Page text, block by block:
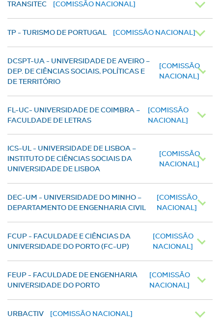
TRANSITEC [COMISSÃO NACIONAL]
TP - TURISMO DE PORTUGAL [COMISSÃO NACIONAL]
DCSPT-UA - UNIVERSIDADE DE AVEIRO –
DEP. DE CIÊNCIAS SOCIAIS, POLÍTICAS E
DE TERRITÓRIO
[COMISSÃO
NACIONAL]
FL-UC- UNIVERSIDADE DE COIMBRA –
FACULDADE DE LETRAS
[COMISSÃO
NACIONAL]
ICS-UL - UNIVERSIDADE DE LISBOA –
INSTITUTO DE CIÊNCIAS SOCIAIS DA
UNIVERSIDADE DE LISBOA
[COMISSÃO
NACIONAL]
DEC-UM - UNIVERSIDADE DO MINHO –
DEPARTAMENTO DE ENGENHARIA CIVIL
[COMISSÃO
NACIONAL]
FCUP - FACULDADE E CIÊNCIAS DA
UNIVERSIDADE DO PORTO (FC-UP)
[COMISSÃO
NACIONAL]
FEUP - FACULDADE DE ENGENHARIA
UNIVERSIDADE DO PORTO
[COMISSÃO
NACIONAL]
URBACTIV [COMISSÃO NACIONAL]